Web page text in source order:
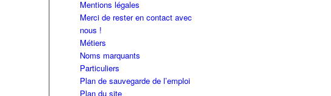
Mentions légales
Merci de rester en contact avec
nous !
Métiers
Noms marquants
Particuliers
Plan de sauvegarde de l’emploi
Plan du site